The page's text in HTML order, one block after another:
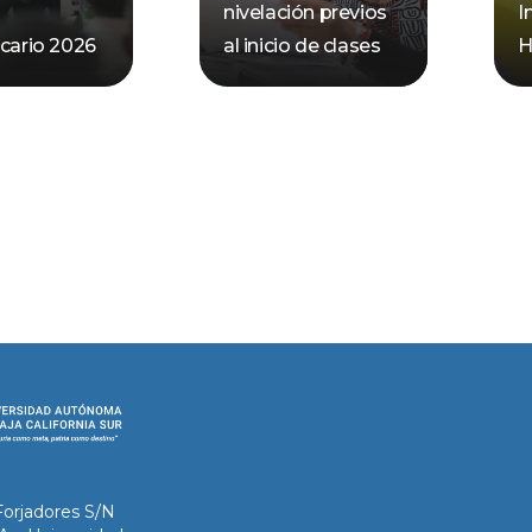
2026
nivelación previos
al inicio de clases
S/N